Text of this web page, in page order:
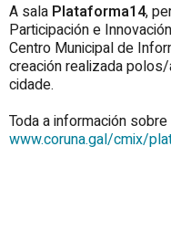
A sala Plataforma14,
Participación e
Centro Municipal de
creación realizada
cidade.
Toda a información
www.coruna.gal/cmix/